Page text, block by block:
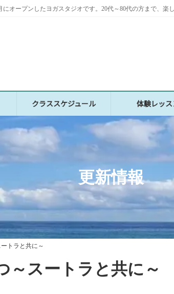
にオープンしたヨガスタジオです。20代～80代の方まで、楽
クラススケジュール 体験レッ
更新情報
トラと共に～
～スートラと共に～